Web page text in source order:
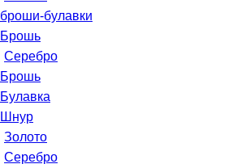
броши-булавки
Брошь
Серебро
Брошь
Булавка
Шнур
Золото
Серебро